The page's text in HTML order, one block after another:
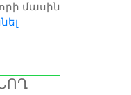
մասին